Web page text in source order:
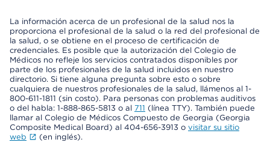
La información acerca de un profesional de la salud nos la
proporciona el profesional de la salud o la red del profesional de
la salud, o se obtiene en el proceso de certificación de
credenciales. Es posible que la autorización del Colegio de
Médicos no refleje los servicios contratados disponibles por
parte de los profesionales de la salud incluidos en nuestro
directorio. Si tiene alguna pregunta sobre esto o sobre
cualquiera de nuestros profesionales de la salud, llámenos al 1-
800-611-1811 (sin costo). Para personas con problemas auditivos
o del habla: 1-888-865-5813 o al 711 (línea TTY). También puede
llamar al Colegio de Médicos Compuesto de Georgia (Georgia
Composite Medical Board) al 404-656-3913 o visitar su sitio
web
(en inglés).